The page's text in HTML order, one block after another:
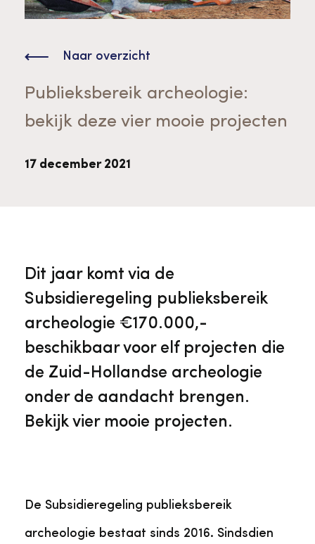
Ergoedvrijwilligersprijs
Advies en ondersteuning voor
vrijwilligers
Advies en ondersteuning voor
erfgoedinstellingen en musea
Museumplatform Zuid-Holland
Collectiebeheer
Aanvraagformulier
Tarieven en algemene voorwaarden
Veelgestelde vragen
Ons team
Over de Monumentenwacht
Onze medewerkers
Raad van Toezicht
Jaarstukken
Vacatures
Tarieven
Bekijk meer over ons
Publieksbereik archeologie:
bekijk deze vier mooie projecten
17 december 2021
Naar overzicht
Dit jaar komt via de
Subsidieregeling publieksbereik
archeologie €170.000,-
beschikbaar voor elf projecten die
de Zuid-Hollandse archeologie
onder de aandacht brengen.
Bekijk vier mooie projecten.
De Subsidieregeling publieksbereik
archeologie bestaat sinds 2016. Sindsdien